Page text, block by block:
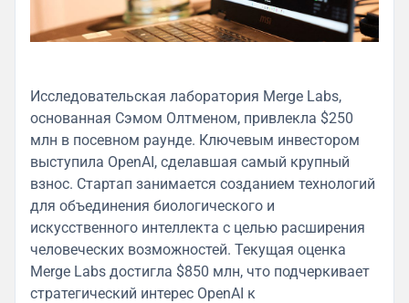
Исследовательская лаборатория Merge Labs,
основанная Сэмом Олтменом, привлекла $250
млн в посевном раунде. Ключевым инвестором
выступила OpenAI, сделавшая самый крупный
взнос. Стартап занимается созданием технологий
для объединения биологического и
искусственного интеллекта с целью расширения
человеческих возможностей. Текущая оценка
Merge Labs достигла $850 млн, что подчеркивает
стратегический интерес OpenAI к